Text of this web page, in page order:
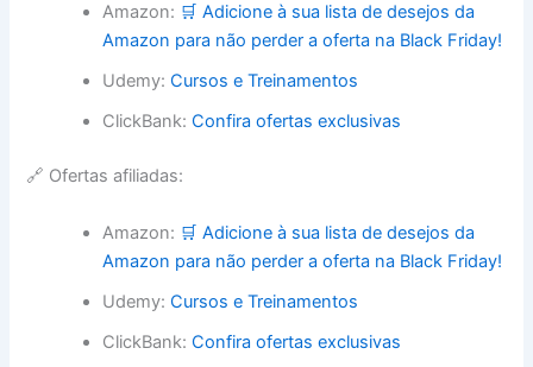
Amazon: 🛒 Adicione à sua lista de desejos da
Amazon para não perder a oferta na Black Friday!
Udemy:Cursos e Treinamentos
ClickBank:Confira ofertas exclusivas
🔗 Ofertas afiliadas:
Amazon: 🛒 Adicione à sua lista de desejos da
Amazon para não perder a oferta na Black Friday!
Udemy:Cursos e Treinamentos
ClickBank:Confira ofertas exclusivas